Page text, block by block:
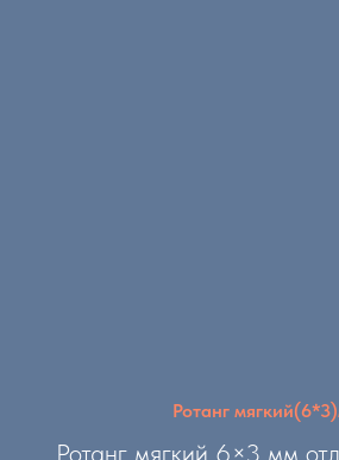
Ротанг
Ротанг мягкий 6×3 мм